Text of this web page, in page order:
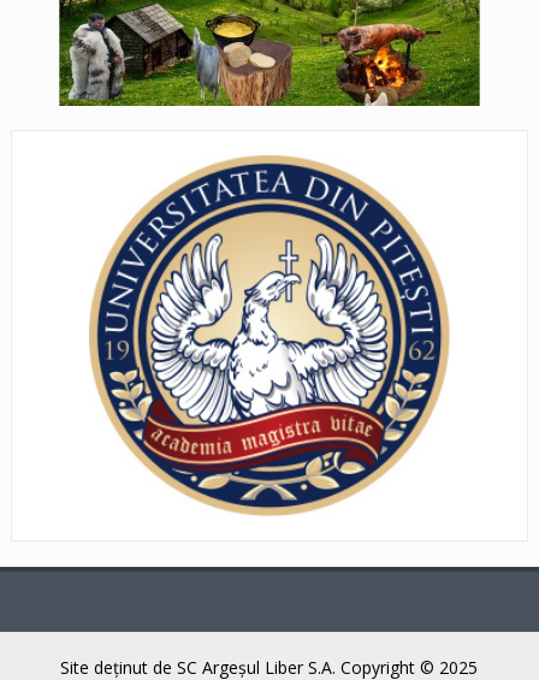
Site deţinut de SC Argeşul Liber S.A. Copyright © 2025